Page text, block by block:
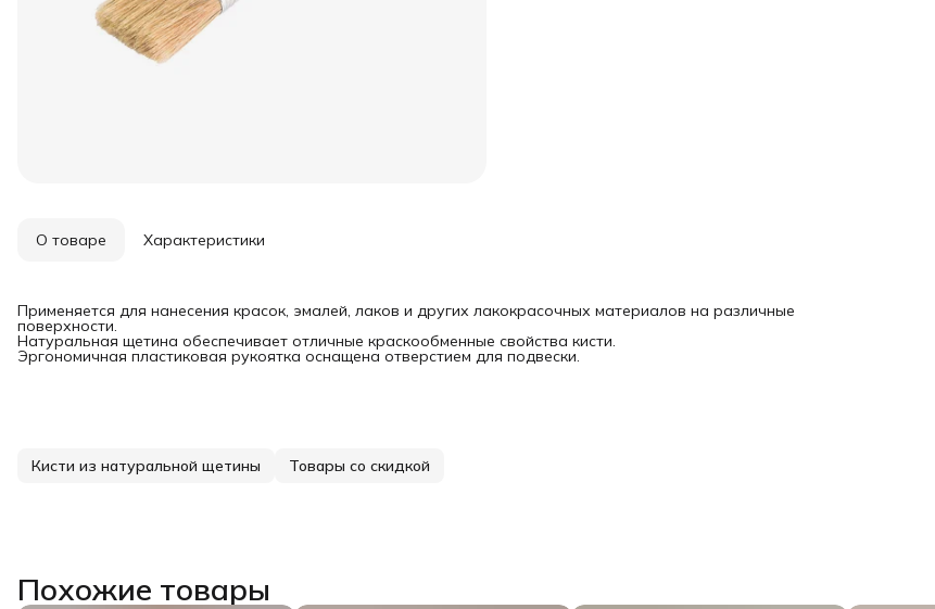
О товаре Характеристики
Применяется для нанесения красок, эмалей, лаков и других лакокрасочных материалов на различные
поверхности.
Натуральная щетина обеспечивает отличные краскообменные свойства кисти.
Эргономичная пластиковая рукоятка оснащена отверстием для подвески.
Кисти из натуральной щетины Товары со скидкой
Похожие товары